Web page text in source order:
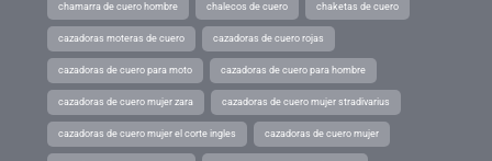
chamarra de cuero hombre chalecos de cuero chaketas de cuero
cazadoras moteras de cuero cazadoras de cuero rojas
cazadoras de cuero para moto cazadoras de cuero para hombre
cazadoras de cuero mujer zara cazadoras de cuero mujer stradivarius
cazadoras de cuero mujer el corte ingles cazadoras de cuero mujer